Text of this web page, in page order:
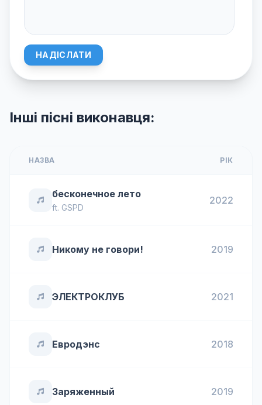
НАДІСЛАТИ
Інші пісні виконавця:
НАЗВА РІК
бесконечное лето
ft. GSPD
2022
Никому не говори! 2019
ЭЛЕКТРОКЛУБ 2021
Евродэнс 2018
Заряженный 2019